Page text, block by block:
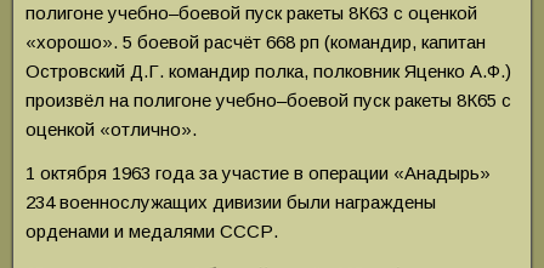
полигоне учебно–боевой пуск ракеты 8К63 с оценкой
«хорошо». 5 боевой расчёт 668 рп (командир, капитан
Островский Д.Г. командир полка, полковник Яценко А.Ф.)
произвёл на полигоне учебно–боевой пуск ракеты 8К65 с
оценкой «отлично».
1 октября 1963 года за участие в операции «Анадырь»
234 военнослужащих дивизии были награждены
орденами и медалями СССР.